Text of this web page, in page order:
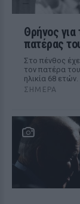
Θρήνος
πατέρας
Στο πένθος
τον πατέρα
ηλικία 68 ετών.
ΣΉΜΕΡΑ